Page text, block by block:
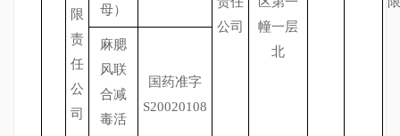
限
责
任
公
司
公司
幢一层
北
母）
麻腮
风联
合减
毒活
国药准字
S20020108